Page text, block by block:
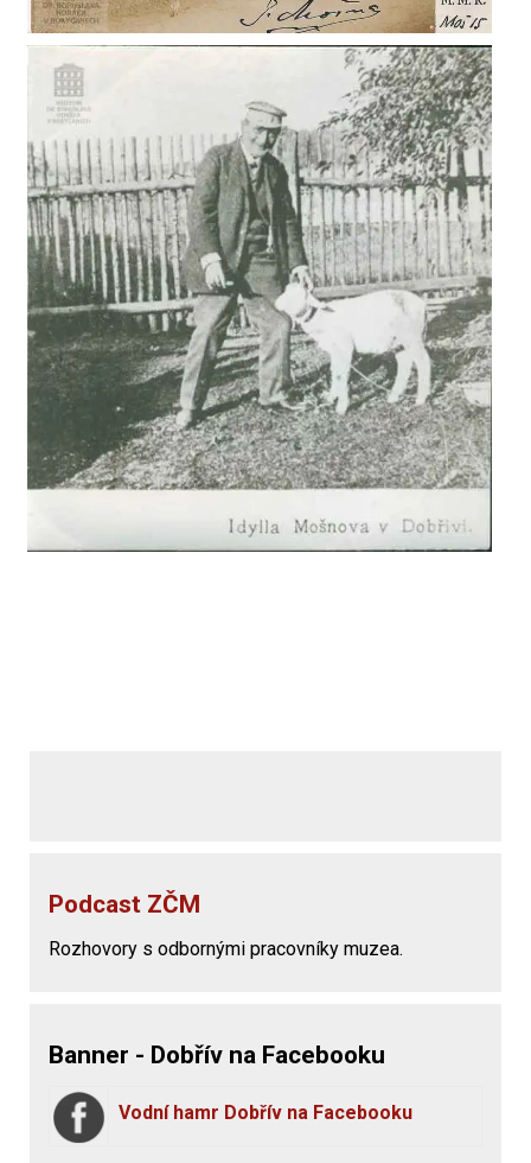
Podcast ZČM
Rozhovory s odbornými pracovníky muzea.
Banner - Dobřív na Facebooku
Vodní hamr Dobřív na Facebooku